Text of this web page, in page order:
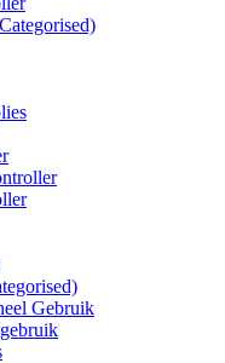
Gebruik